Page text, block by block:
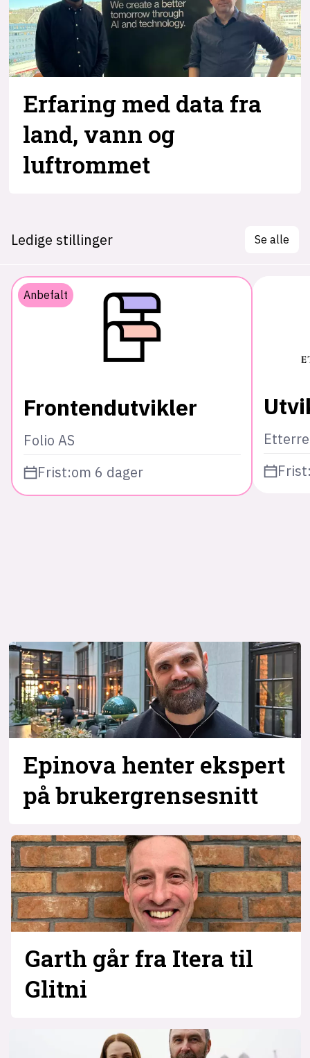
Erfaring med data fra
land, vann og
luftrommet
Ledige stillinger Se alle
Anbefalt
Frontendutvikler
Folio AS
Frist:om 6 dager
Epinova henter ekspert
på brukergrensesnitt
Garth går fra Itera til
Glitni